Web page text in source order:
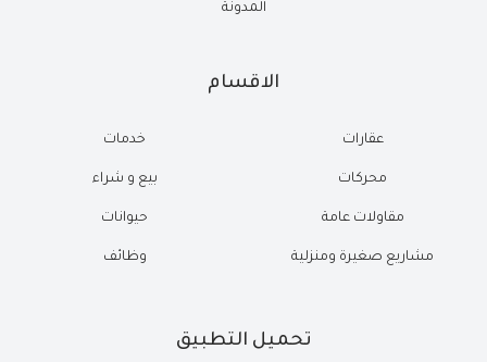
المدونة
الاقسام
عقارات
محركات
مقاولات عامة
مشاريع صغيرة ومنزلية
خدمات
بيع و شراء
حيوانات
وظائف
تحميل التطبيق